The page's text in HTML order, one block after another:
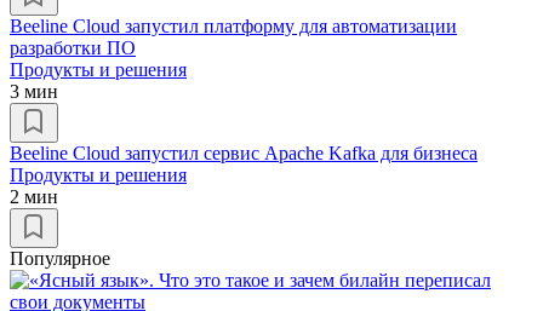
Beeline Cloud запустил платформу для автоматизации
разработки ПО
Продукты и решения
3 мин
Beeline Cloud запустил сервис Apache Kafka для бизнеса
Продукты и решения
2 мин
Популярное